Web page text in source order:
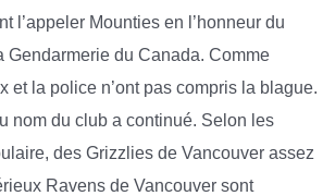
l’appeler Mounties en l’honneur du
Gendarmerie du Canada. Comme
et la police n’ont pas compris la blague.
nom du club a continué. Selon les
des Grizzlies de Vancouver assez
Ravens de Vancouver sont